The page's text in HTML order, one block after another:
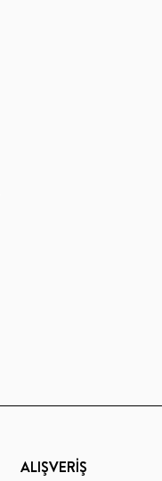
ALIŞVERİŞ